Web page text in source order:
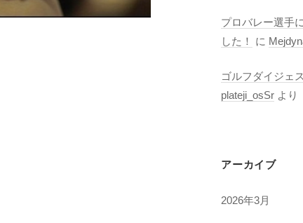
プロバレー選手
した！
に
ゴルフダイジェ
plateji_osSr より
アーカイブ
2026年3月